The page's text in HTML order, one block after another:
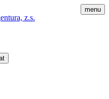
menu
z.s.